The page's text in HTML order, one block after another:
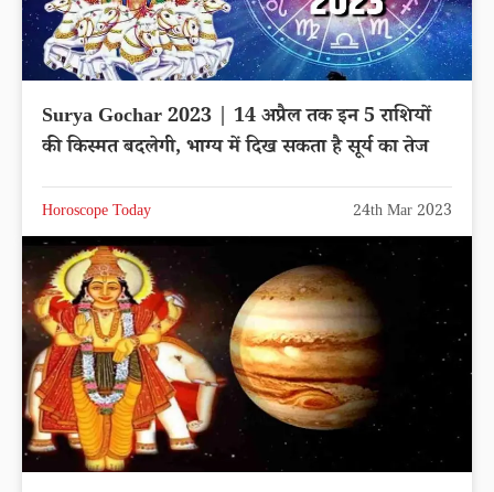
Surya Gochar 2023 | 14 अप्रैल तक इन 5 राशियों
की किस्मत बदलेगी, भाग्य में दिख सकता है सूर्य का तेज
Horoscope Today 24th Mar 2023